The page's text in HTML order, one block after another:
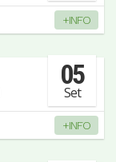
+INFO
05
Set
+INFO